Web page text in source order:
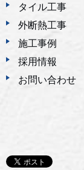
タイル工事
外断熱工事
施工事例
採用情報
お問い合わせ